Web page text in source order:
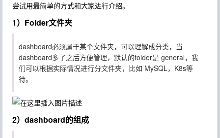
尝试用最简单的方式和大家进行介绍。
1）Folder文件夹
dashboard必须属于某个文件夹，可以理解成分类，当
dashboard多了之后方便管理，默认的folder是 general，我
们可以根据实际情况进行分文件夹，比如 MySQL，K8s等
待。
2）dashboard的组成